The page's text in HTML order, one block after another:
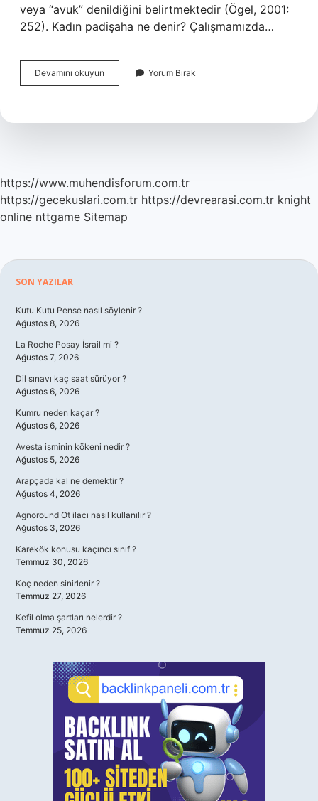
veya “avuk” denildiğini belirtmektedir (Ögel, 2001:
252). Kadın padişaha ne denir? Çalışmamızda…
Devamını okuyun
Zamanında
Denirdi
Yorum Bırak
https://www.muhendisforum.com.tr
https://gecekuslari.com.tr https://devrearasi.com.tr knight
online nttgame Sitemap
Sidebar
SON YAZILAR
Kutu Kutu Pense nasıl söylenir ?
Ağustos 8, 2026
La Roche Posay İsrail mi ?
Ağustos 7, 2026
Dil sınavı kaç saat sürüyor ?
Ağustos 6, 2026
Kumru neden kaçar ?
Ağustos 6, 2026
Avesta isminin kökeni nedir ?
Ağustos 5, 2026
Arapçada kal ne demektir ?
Ağustos 4, 2026
Agnoround Ot ilacı nasıl kullanılır ?
Ağustos 3, 2026
Karekök konusu kaçıncı sınıf ?
Temmuz 30, 2026
Koç neden sinirlenir ?
Temmuz 27, 2026
Kefil olma şartları nelerdir ?
Temmuz 25, 2026